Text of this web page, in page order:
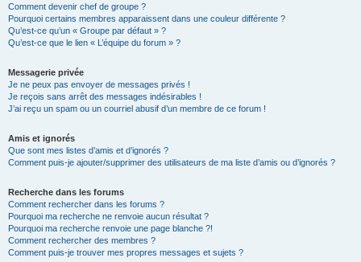
Comment devenir chef de groupe ?
Pourquoi certains membres apparaissent dans une couleur différente ?
Qu’est-ce qu’un « Groupe par défaut » ?
Qu’est-ce que le lien « L’équipe du forum » ?
Messagerie privée
Je ne peux pas envoyer de messages privés !
Je reçois sans arrêt des messages indésirables !
J’ai reçu un spam ou un courriel abusif d’un membre de ce forum !
Amis et ignorés
Que sont mes listes d’amis et d’ignorés ?
Comment puis-je ajouter/supprimer des utilisateurs de ma liste d’amis ou d’ignorés ?
Recherche dans les forums
Comment rechercher dans les forums ?
Pourquoi ma recherche ne renvoie aucun résultat ?
Pourquoi ma recherche renvoie une page blanche ?!
Comment rechercher des membres ?
Comment puis-je trouver mes propres messages et sujets ?